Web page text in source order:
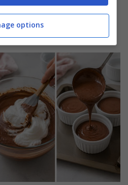
piena d’acquacalda.
in forno preriscaldato per
options